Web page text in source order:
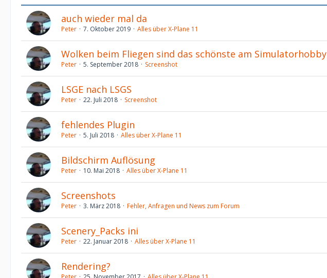
auch wieder mal da
Peter 7. Oktober 2019 Alles über X-Plane 11
Wolken beim Fliegen sind das schönste am Simulatorhobby
Peter 5. September 2018 Screenshot
LSGE nach LSGS
Peter 22. Juli 2018 Screenshot
fehlendes Plugin
Peter 5. Juli 2018 Alles über X-Plane 11
Bildschirm Auflösung
Peter 10. Mai 2018 Alles über X-Plane 11
Screenshots
Peter 3. März 2018 Fehler, Anfragen und News zum Forum
Scenery_Packs ini
Peter 22. Januar 2018 Alles über X-Plane 11
Rendering?